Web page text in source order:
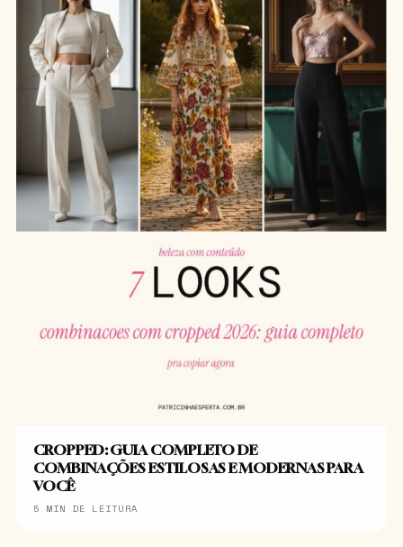
CROPPED: GUIA COMPLETO DE
COMBINAÇÕES ESTILOSAS E MODERNAS PARA
VOCÊ
5 MIN DE LEITURA